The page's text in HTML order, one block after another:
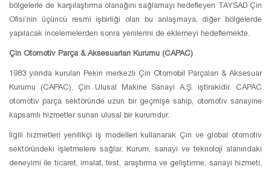
bölgelerle de karşılaştırma olanağını sağlamayı hedefleyen TAYSAD Çin
Ofisi’nin üçüncü resmi işbirliği olan bu anlaşmaya, diğer bölgelerde
yapılacak incelemelerden sonra yenilerini de eklemeyi hedeflemekte.
Çin Otomotiv Parça & Aksesuarları Kurumu (CAPAC)
1983 yılında kurulan Pekin merkezli Çin Otomobil Parçaları & Aksesuar
Kurumu (CAPAC), Çin Ulusal Makine Sanayi A.Ş. iştirakidir. CAPAC
otomotiv parça sektöründe uzun bir geçmişe sahip, otomotiv sanayine
kapsamlı hizmetler sunan ulusal bir kurumdur.
İlgili hizmetleri yenilikçi iş modelleri kullanarak Çin ve global otomotiv
sektöründeki işletmelere sağlar. Kurum, sanayi ve teknoloji alanındaki
deneyimi ile ticaret, imalat, test, araştırma ve geliştirme, sanayi hizmeti,